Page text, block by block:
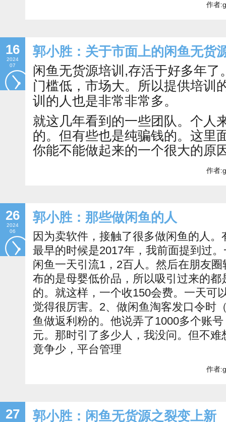
作者
16
2024
07
郭小胜：关于市面上的闲鱼无货
闲鱼无货源培训,存活于好多年了
门槛低，市场大。所以提供培训
训的人也是非常非常多。
就这几年看到的一些团队。个人
的。但有些也是纯骗钱的。这里
你能不能做起来的一个很大的原
作者
26
2024
06
郭小胜：那些做闲鱼的人
因为卖软件，接触了很多做闲鱼的人
最早的时候是2017年，我前面提到过
闲鱼一天引流1，2百人。然后在朋友
布的是母婴低价品，所以吸引过来的
的。就这样，一个收150会费。一天可
觉得很厉害。2、做闲鱼淘客发口令时
鱼做返利粉的。他说弄了1000多个账
元。那时引了多少人，我没问。但不
竟争少，平台管理
作者
27 郭小胜：闲鱼无货源之裂变上新